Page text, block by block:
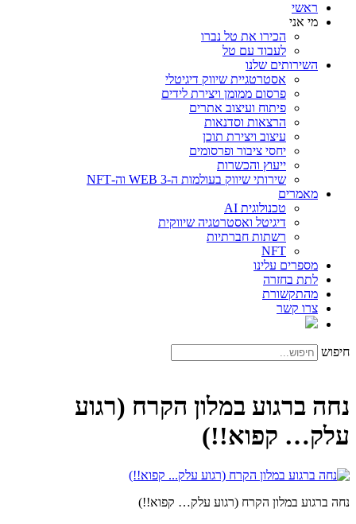
ראשי
מי אני
הכירו את טל נברו
לעבוד עם טל
השירותים שלנו
אסטרטגיית שיווק דיגיטלי
פרסום ממומן ויצירת לידים
פיתוח ועיצוב אתרים
הרצאות וסדנאות
עיצוב ויצירת תוכן
יחסי ציבור ופרסומים
ייעוץ והכשרות
שירותי שיווק בעולמות ה-WEB 3 וה-NFT
מאמרים
טכנולוגית AI
דיגיטל ואסטרטגיה שיווקית
רשתות חברתיות
NFT
מספרים עלינו
לתת בחזרה
מהתקשורת
צרו קשר
חיפוש
נחה ברגוע במלון הקרח (רגוע
עלק… קפוא!!)
נחה ברגוע במלון הקרח (רגוע עלק… קפוא!!)